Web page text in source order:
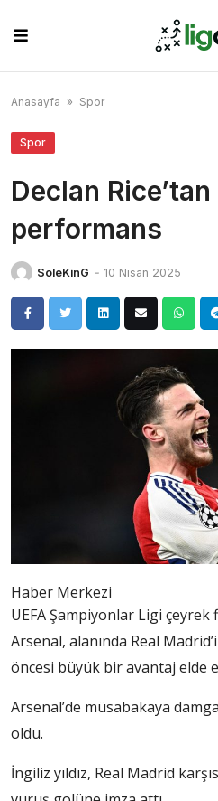
content
Anasayfa » Spor
Spor
Declan
performans
SoleKinG - 10 Nisan 2025
Haber Merkezi
UEFA Şampiyonlar Ligi çeyrek
Arsenal, alanında Real
öncesi büyük bir avantaj elde
Arsenal’de müsabakaya
oldu.
İngiliz yıldız, Real Madrid